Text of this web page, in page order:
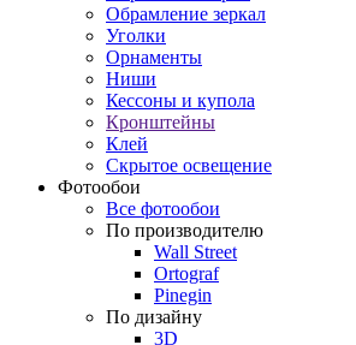
Обрамление зеркал
Уголки
Орнаменты
Ниши
Кессоны и купола
Кронштейны
Клей
Скрытое освещение
Фотообои
Все фотообои
По производителю
Wall Street
Ortograf
Pinegin
По дизайну
3D